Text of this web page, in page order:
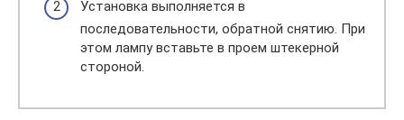
Установка выполняется в
последовательности, обратной снятию. При
этом лампу вставьте в проем штекерной
стороной.